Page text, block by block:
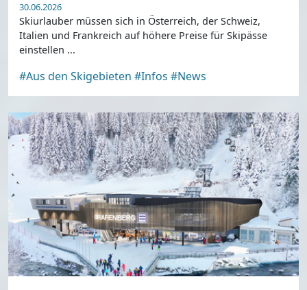
30.06.2026
Skiurlauber müssen sich in Österreich, der Schweiz,
Italien und Frankreich auf höhere Preise für Skipässe
einstellen ...
#Aus den Skigebieten #Infos #News